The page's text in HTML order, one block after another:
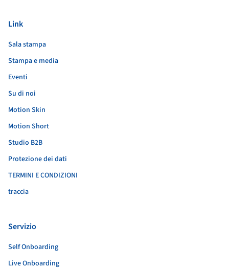
Link
Sala stampa
Stampa e media
Eventi
Su di noi
Motion Skin
Motion Short
Studio B2B
Protezione dei dati
TERMINI E CONDIZIONI
traccia
Servizio
Self Onboarding
Live Onboarding